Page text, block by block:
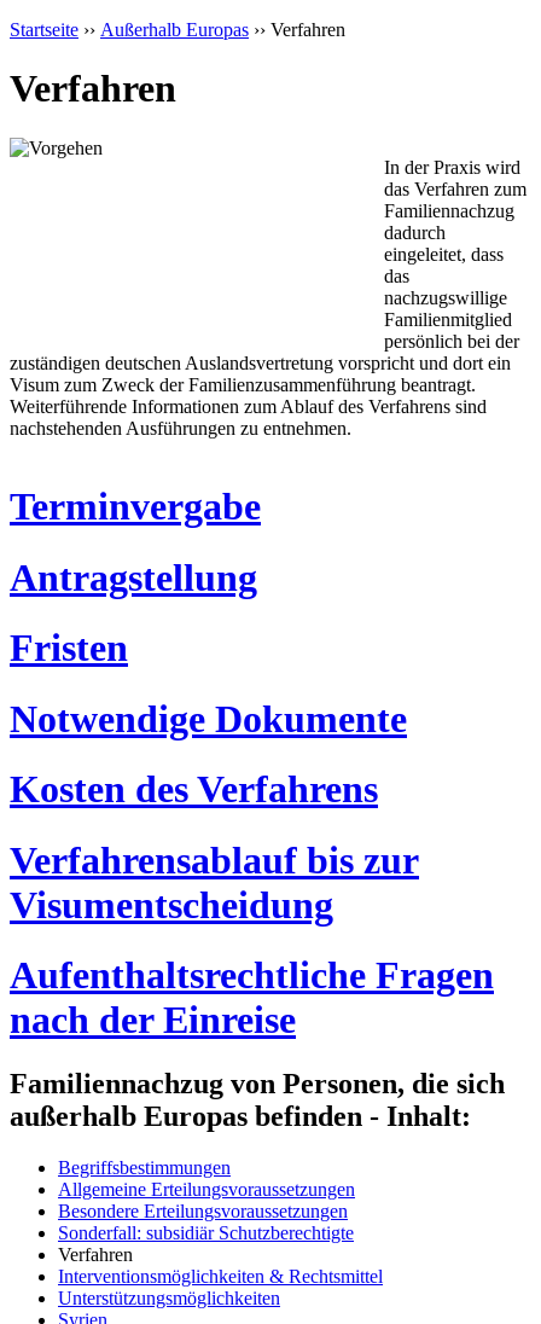
Startseite ›› Außerhalb Europas ›› Verfahren
Verfahren
In der Praxis wird
das Verfahren zum
Familiennachzug
dadurch
eingeleitet, dass
das
nachzugswillige
Familienmitglied
persönlich bei der
zuständigen deutschen Auslandsvertretung vorspricht und dort ein
Visum zum Zweck der Familienzusammenführung beantragt.
Weiterführende Informationen zum Ablauf des Verfahrens sind
nachstehenden Ausführungen zu entnehmen.
Terminvergabe
Antragstellung
Fristen
Notwendige Dokumente
Kosten des Verfahrens
Verfahrensablauf bis zur
Visumentscheidung
Aufenthaltsrechtliche Fragen
nach der Einreise
Familiennachzug von Personen, die sich
außerhalb Europas befinden - Inhalt:
Begriffsbestimmungen
Allgemeine Erteilungsvoraussetzungen
Besondere Erteilungsvoraussetzungen
Sonderfall: subsidiär Schutzberechtigte
Verfahren
Interventionsmöglichkeiten & Rechtsmittel
Unterstützungsmöglichkeiten